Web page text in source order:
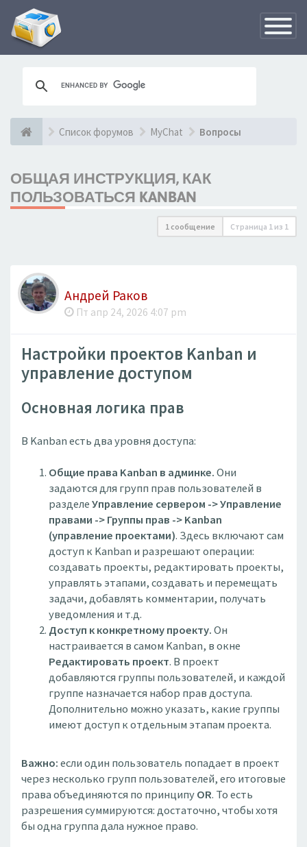
Список форумов MyChat Вопросы
ОБЩАЯ ИНСТРУКЦИЯ, КАК
ПОЛЬЗОВАТЬСЯ KANBAN
1 сообщение Страница 1 из 1
Андрей Раков
Пт апр 24, 2026 4:07 pm
Настройки проектов Kanban и
управление доступом
Основная логика прав
В Kanban есть два уровня доступа:
Общие права Kanban в админке.Они
задаются для групп прав пользователей в
разделеУправление сервером -> Управление
правами -> Группы прав -> Kanban
(управление проектами). Здесь включают сам
доступ к Kanban и разрешают операции:
создавать проекты, редактировать проекты,
управлять этапами, создавать и перемещать
задачи, добавлять комментарии, получать
уведомления и т.д.
Доступ к конкретному проекту.Он
настраивается в самом Kanban, в окне
Редактировать проект. В проект
добавляются группы пользователей, и каждой
группе назначается набор прав доступа.
Дополнительно можно указать, какие группы
имеют доступ к отдельным этапам проекта.
Важно:если один пользователь попадает в проект
через несколько групп пользователей, его итоговые
права объединяются по принципуOR. То есть
разрешения суммируются: достаточно, чтобы хотя
бы одна группа дала нужное право.